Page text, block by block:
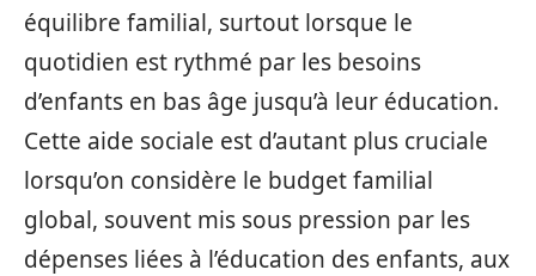
équilibre familial, surtout lorsque le
quotidien est rythmé par les besoins
d’enfants en bas âge jusqu’à leur éducation.
Cette aide sociale est d’autant plus cruciale
lorsqu’on considère le budget familial
global, souvent mis sous pression par les
dépenses liées à l’éducation des enfants, aux